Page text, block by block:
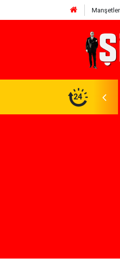
Manşetler
24
Gerekenler: Telegram